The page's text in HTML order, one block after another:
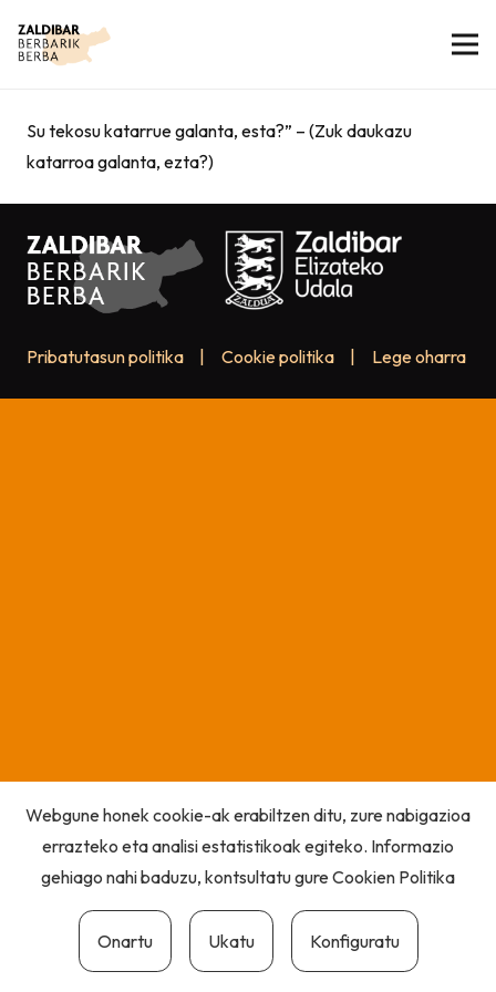
Su tekosu katarrue galanta, esta?” – (Zuk daukazu
katarroa galanta, ezta?)
Pribatutasun politika Cookie politika Lege oharra
Webgune honek cookie-ak erabiltzen ditu, zure nabigazioa
errazteko eta analisi estatistikoak egiteko. Informazio
gehiago nahi baduzu, kontsultatu gureCookien Politika
Onartu Ukatu Konfiguratu